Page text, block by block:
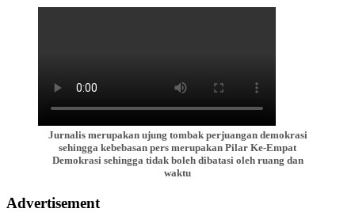
Jurnalis merupakan ujung tombak perjuangan demokrasi
sehingga kebebasan pers merupakan Pilar Ke-Empat
Demokrasi sehingga tidak boleh dibatasi oleh ruang dan
waktu
Advertisement